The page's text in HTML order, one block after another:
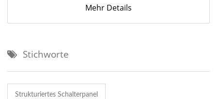
Mehr Details
Stichworte
Strukturiertes Schalterpanel